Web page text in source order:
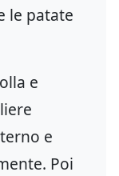
le patate
e
e
Poi